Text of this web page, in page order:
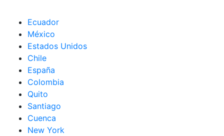
Ecuador
México
Estados Unidos
Chile
España
Colombia
Quito
Santiago
Cuenca
New York